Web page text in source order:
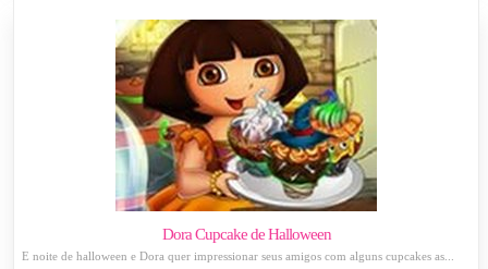
Dora Cupcake de Halloween
É noite de halloween e Dora quer impressionar seus amigos com alguns cupcakes as...